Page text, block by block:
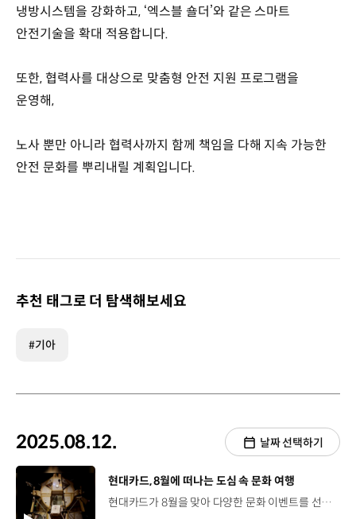
냉방시스템을 강화하고, ‘엑스블 숄더’와 같은 스마트
안전기술을 확대 적용합니다.
또한, 협력사를 대상으로 맞춤형 안전 지원 프로그램을
운영해,
노사 뿐만 아니라 협력사까지 함께 책임을 다해 지속 가능한
안전 문화를 뿌리내릴 계획입니다.
추천 태그로 더 탐색해보세요
#기아
2025.08.12. 날짜 선택하기
[동영상]
현대카드, 8월에 떠나는 도심 속 문화 여행
현대카드가 8월을 맞아 다양한 문화 이벤트를 선보입니다. 먼저, 서울 동대문디자인플라자에서는 오는 9월 7일까지, 톰 삭스의 대표작인 '스페이스 프로그램(Space Program)' 시리즈 약 200여점을 만날 수 있습니다. 아트 라이브러리에서는 ‘무빙 이미지 스크리닝’ 프로그램을 통해, 예술의 본질과 의미에 대해 질문을 던지는 예술가 존 발데사리를 조명한 다큐멘터리를 상영합니다. 쿠킹 라이브러리에서는 프라이빗 다이닝인 ‘그린하우스’의 리뉴얼을 맞아 허브를 주제로 한 유러피안 메뉴를 새롭게 선보입니다. 언더스테이지에서는 오는 17일까지는 연극 ‘펑크락’의 한국 초연 공연이 열리고, 이후, 바이올리니스트 박지윤의 연주와 트로피컬 팝 밴드 ‘서머 솔트’의 공연이 이어집니다. 이 밖에도, 뮤직 라이브러리와 디자인 라이브러리에서는 각각 ‘더 라이즈 오브 페스티벌 뮤직’과 ‘한 컷의 힘 : 광고 디자인’ 전시가 열려 무더위에 지친 고객들에게 도심 속으로 떠나는 문화 여행 경험을 제공합니다.